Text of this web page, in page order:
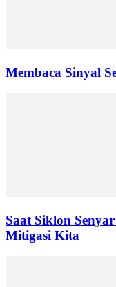
Membaca Sinyal
Saat Siklon
Mitigasi Kita